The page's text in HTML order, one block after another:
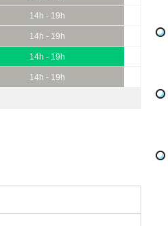
14h - 19h
14h - 19h
14h - 19h
14h - 19h